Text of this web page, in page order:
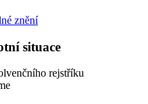
znění
situace
rejstříku